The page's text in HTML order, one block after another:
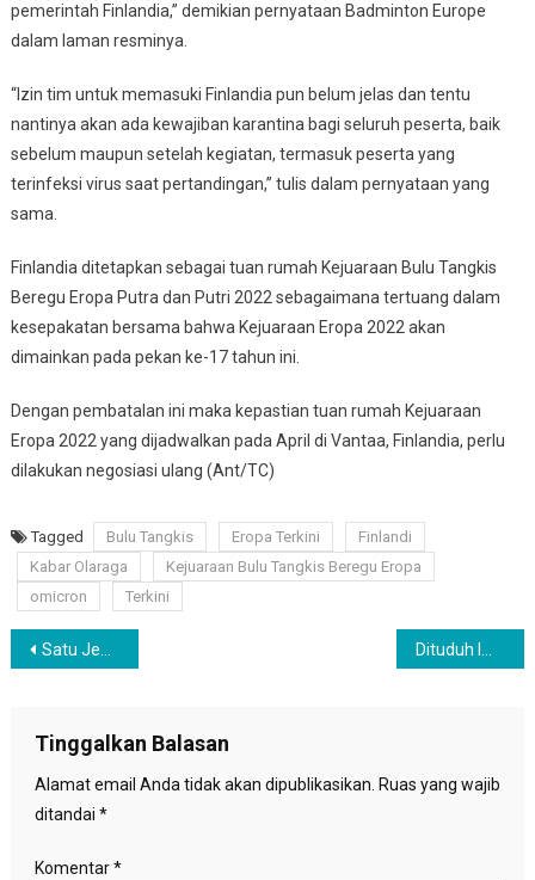
pemerintah Finlandia,” demikian pernyataan Badminton Europe
dalam laman resminya.
“Izin tim untuk memasuki Finlandia pun belum jelas dan tentu
nantinya akan ada kewajiban karantina bagi seluruh peserta, baik
sebelum maupun setelah kegiatan, termasuk peserta yang
terinfeksi virus saat pertandingan,” tulis dalam pernyataan yang
sama.
Finlandia ditetapkan sebagai tuan rumah Kejuaraan Bulu Tangkis
Beregu Eropa Putra dan Putri 2022 sebagaimana tertuang dalam
kesepakatan bersama bahwa Kejuaraan Eropa 2022 akan
dimainkan pada pekan ke-17 tahun ini.
Dengan pembatalan ini maka kepastian tuan rumah Kejuaraan
Eropa 2022 yang dijadwalkan pada April di Vantaa, Finlandia, perlu
dilakukan negosiasi ulang (Ant/TC)
Tagged Bulu Tangkis Eropa Terkini
Finlandi
Kabar Olaraga
Kejuaraan Bulu Tangkis Beregu Eropa
omicron
Terkini
Navigasi
Satu Jembatan Rusak Berat setelah Hujan Lebat Guyur Dua Kecamatan di Pohuwato Gorontalo
Tinggalkan Balasan
Alamat email Anda tidak akan dipublikasikan. Ruas yang wajib
ditandai *
Komentar*